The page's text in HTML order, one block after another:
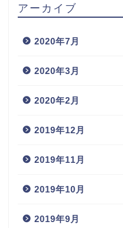
アーカイブ
2020年7月
2020年3月
2020年2月
2019年12月
2019年11月
2019年10月
2019年9月